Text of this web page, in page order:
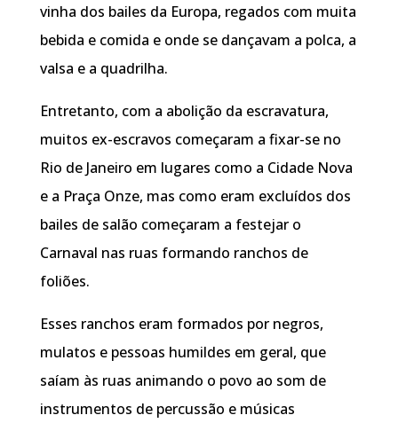
vinha dos bailes da Europa, regados com muita
bebida e comida e onde se dançavam a polca, a
valsa e a quadrilha.
Entretanto, com a abolição da escravatura,
muitos ex-escravos começaram a fixar-se no
Rio de Janeiro em lugares como a Cidade Nova
e a Praça Onze, mas como eram excluídos dos
bailes de salão começaram a festejar o
Carnaval nas ruas formando ranchos de
foliões.
Esses ranchos eram formados por negros,
mulatos e pessoas humildes em geral, que
saíam às ruas animando o povo ao som de
instrumentos de percussão e músicas